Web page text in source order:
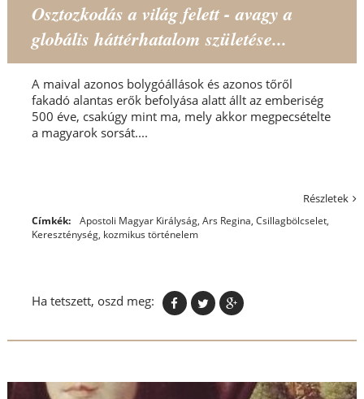
Osztozkodás a világ felett - avagy a
globális háttérhatalom születése...
A maival azonos bolygóállások és azonos tőről
fakadó alantas erők befolyása alatt állt az emberiség
500 éve, csakúgy mint ma, mely akkor megpecsételte
a magyarok sorsát....
Részletek
Címkék: Apostoli Magyar Királyság, Ars Regina, Csillagbölcselet,
Kereszténység, kozmikus történelem
Ha tetszett, oszd meg: